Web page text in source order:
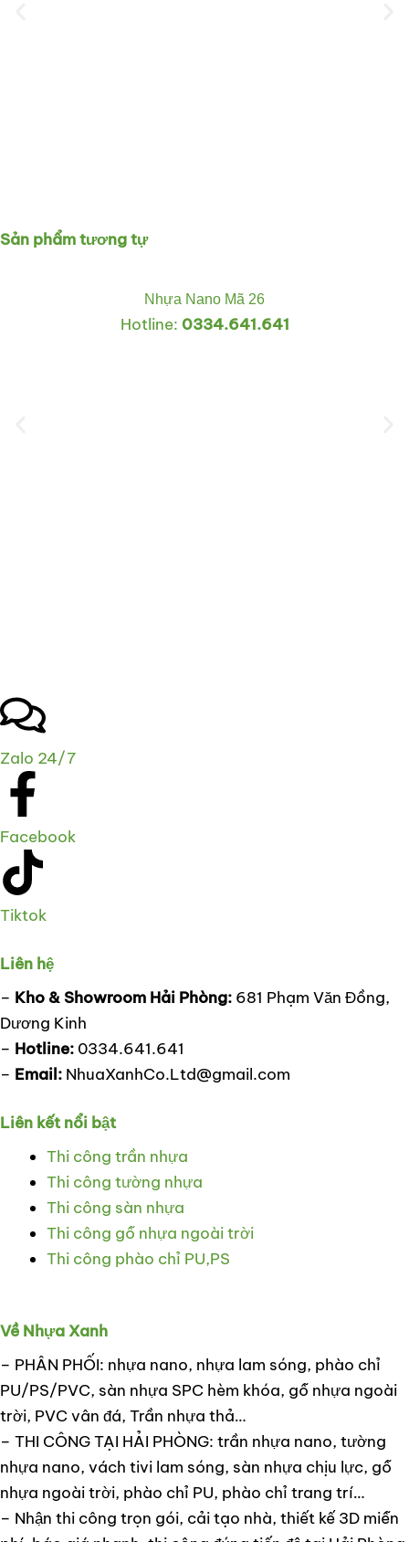
Sản phẩm tương tự
Nhựa Nano Mã 26
Hotline: 0334.641.641
Zalo 24/7
Facebook
Tiktok
Liên hệ
– Kho & Showroom Hải Phòng: 681 Phạm Văn Đồng,
Dương Kinh
– Hotline: 0334.641.641
– Email: NhuaXanhCo.Ltd@gmail.com
Liên kết nổi bật
Thi công trần nhựa
Thi công tường nhựa
Thi công sàn nhựa
Thi công gỗ nhựa ngoài trời
Thi công phào chỉ PU,PS
Về Nhựa Xanh
– PHÂN PHỐI: nhựa nano, nhựa lam sóng, phào chỉ
PU/PS/PVC, sàn nhựa SPC hèm khóa, gỗ nhựa ngoài
trời, PVC vân đá, Trần nhựa thả…
– THI CÔNG TẠI HẢI PHÒNG: trần nhựa nano, tường
nhựa nano, vách tivi lam sóng, sàn nhựa chịu lực, gỗ
nhựa ngoài trời, phào chỉ PU, phào chỉ trang trí…
– Nhận thi công trọn gói, cải tạo nhà, thiết kế 3D miễn